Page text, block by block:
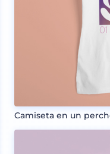
Camiseta en un